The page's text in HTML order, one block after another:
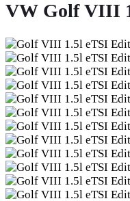
VW Golf VIII